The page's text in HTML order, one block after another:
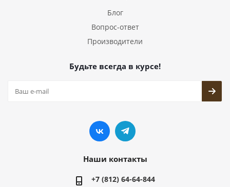
Блог
Вопрос-ответ
Производители
Будьте всегда в курсе!
Наши контакты
+7 (812) 64-64-844